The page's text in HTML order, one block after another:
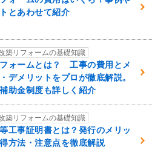
とあわせて紹介
築リフォームの基礎知識
ォームとは？ 工事の費用とメ
デメリットをプロが徹底解説。
助金制度も詳しく紹介
築リフォームの基礎知識
工事証明書とは？発行のメリッ
得方法・注意点を徹底解説